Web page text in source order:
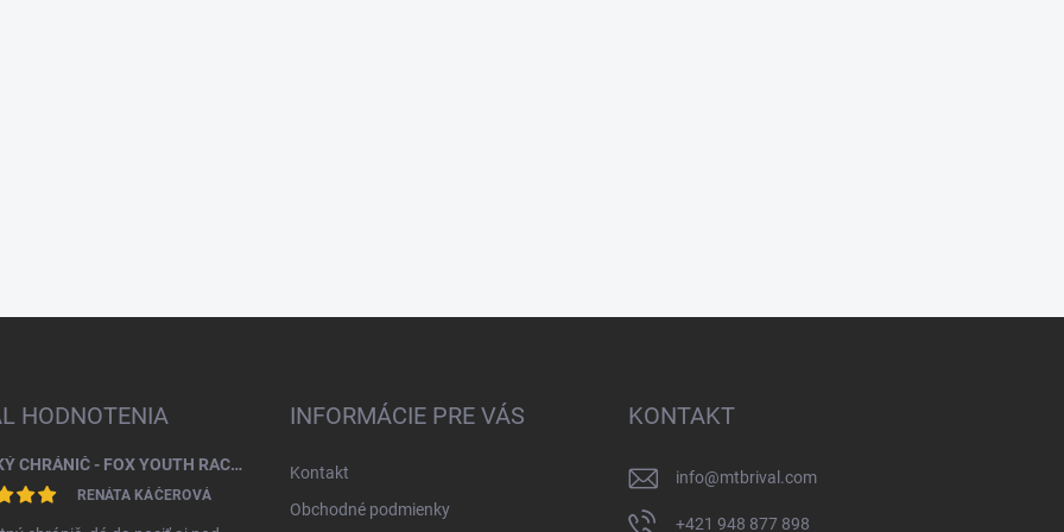
HODNOTENIA
DETSKÝ CHRÁNIČ - FOX YOUTH RACEFRAME IMPACT CE CHEST GUARD
RENÁTA KÁČEROVÁ
INFORMÁCIE PRE VÁS
Kontakt
Obchodné podmienky
KONTAKT
info@mtbrival.com
+421 948 877 898